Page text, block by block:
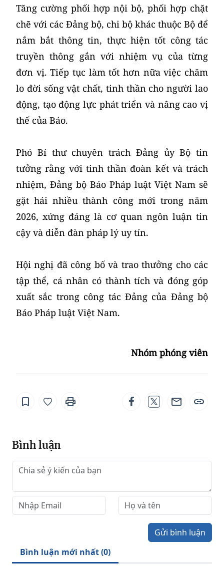
Tăng cường phối hợp nội bộ, phối hợp chặt
chẽ với các Đảng bộ, chi bộ khác thuộc Bộ để
nắm bắt thông tin, thực hiện tốt công tác
truyền thông gắn với nhiệm vụ của từng
đơn vị. Tiếp tục làm tốt hơn nữa việc chăm
lo đời sống vật chất, tinh thần cho người lao
động, tạo động lực phát triển và nâng cao vị
thế của Báo.
Phó Bí thư chuyên trách Đảng ủy Bộ tin
tưởng rằng với tinh thần đoàn kết và trách
nhiệm, Đảng bộ Báo Pháp luật Việt Nam sẽ
gặt hái nhiều thành công mới trong năm
2026, xứng đáng là cơ quan ngôn luận tin
cậy và diễn đàn pháp lý uy tín.
Hội nghị đã công bố và trao thưởng cho các
tập thể, cá nhân có thành tích và đóng góp
xuất sắc trong công tác Đảng của Đảng bộ
Báo Pháp luật Việt Nam.
Nhóm phóng viên
Bình luận
Gửi bình luận
Bình luận mới nhất (0)